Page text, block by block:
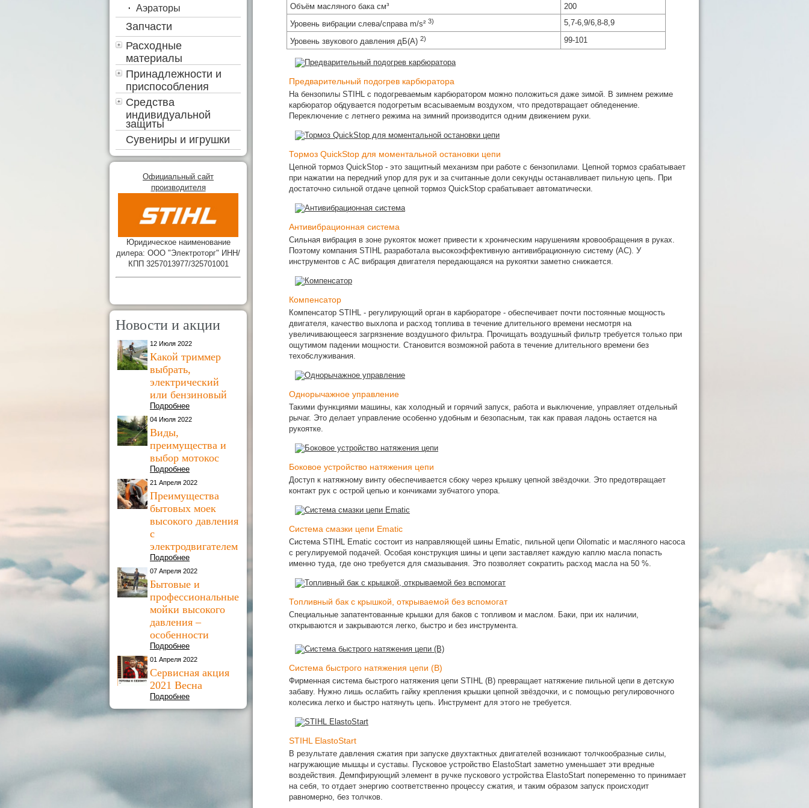
Аэраторы
Запчасти
Расходные
материалы
Принадлежности и
приспособления
Средства
индивидуальной
защиты
Сувениры и игрушки
Официальный сайт
производителя
Юридическое наименование
дилера: ООО "Электроторг" ИНН/
КПП 3257013977/325701001
Новости и акции
12 Июля 2022
Какой триммер
выбрать,
электрический
или бензиновый
Подробнее
04 Июля 2022
Виды,
преимущества и
выбор мотокос
Подробнее
21 Апреля 2022
Преимущества
бытовых моек
высокого давления
с
электродвигателем
Подробнее
07 Апреля 2022
Бытовые и
профессиональные
мойки высокого
давления –
особенности
Подробнее
01 Апреля 2022
Сервисная акция
2021 Весна
Подробнее
Объём масляного бака см³
200
Уровень вибрации слева/справа m/s² 3) 5,7-6,9/6,8-8,9
Уровень звукового давления дБ(A) 2) 99-101
Предварительный подогрев карбюратора
На бензопилы STIHL с подогреваемым карбюратором можно положиться даже зимой. В зимнем режиме
карбюратор обдувается подогретым всасываемым воздухом, что предотвращает обледенение.
Переключение с летнего режима на зимний производится одним движением руки.
Тормоз QuickStop для моментальной остановки цепи
Цепной тормоз QuickStop - это защитный механизм при работе с бензопилами. Цепной тормоз срабатывает
при нажатии на передний упор для рук и за считанные доли секунды останавливает пильную цепь. При
достаточно сильной отдаче цепной тормоз QuickStop срабатывает автоматически.
Антивибрационная система
Сильная вибрация в зоне рукояток может привести к хроническим нарушениям кровообращения в руках.
Поэтому компания STIHL разработала высокоэффективную антивибрационную систему (АС). У
инструментов с АС вибрация двигателя передающаяся на рукоятки заметно снижается.
Компенсатор
Компенсатор STIHL - регулирующий орган в карбюраторе - обеспечивает почти постоянные мощность
двигателя, качество выхлопа и расход топлива в течение длительного времени несмотря на
увеличивающееся загрязнение воздушного фильтра. Прочищать воздушный фильтр требуется только при
ощутимом падении мощности. Становится возможной работа в течение длительного времени без
техобслуживания.
Однорычажное управление
Такими функциями машины, как холодный и горячий запуск, работа и выключение, управляет отдельный
рычаг. Это делает управление особенно удобным и безопасным, так как правая ладонь остается на
рукоятке.
Боковое устройство натяжения цепи
Доступ к натяжному винту обеспечивается сбоку через крышку цепной звёздочки. Это предотвращает
контакт рук с острой цепью и кончиками зубчатого упора.
Система смазки цепи Ematic
Система STIHL Ematic состоит из направляющей шины Ematic, пильной цепи Oilomatic и масляного насоса
с регулируемой подачей. Особая конструкция шины и цепи заставляет каждую каплю масла попасть
именно туда, где оно требуется для смазывания. Это позволяет сократить расход масла на 50 %.
Топливный бак с крышкой, открываемой без вспомогат
Специальные запатентованные крышки для баков с топливом и маслом. Баки, при их наличии,
открываются и закрываются легко, быстро и без инструмента.
Система быстрого натяжения цепи (B)
Фирменная система быстрого натяжения цепи STIHL (B) превращает натяжение пильной цепи в детскую
забаву. Нужно лишь ослабить гайку крепления крышки цепной звёздочки, и с помощью регулировочного
колесика легко и быстро натянуть цепь. Инструмент для этого не требуется.
STIHL ElastoStart
В результате давления сжатия при запуске двухтактных двигателей возникают толчкообразные силы,
нагружающие мышцы и суставы. Пусковое устройство ElastoStart заметно уменьшает эти вредные
воздействия. Демпфирующий элемент в ручке пускового устройства ElastoStart попеременно то принимает
на себя, то отдает энергию соответственно процессу сжатия, и таким образом запуск происходит
равномерно, без толчков.